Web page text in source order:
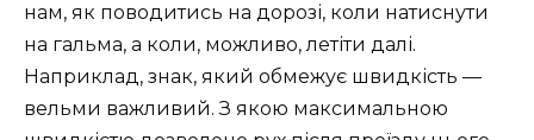
нам, як поводитись на дорозі, коли натиснути
на гальма, а коли, можливо, летіти далі.
Наприклад, знак, який обмежує швидкість —
вельми важливий. З якою максимальною